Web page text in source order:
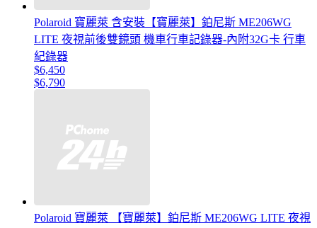
Polaroid 寶麗萊 含安裝【寶麗萊】鉑尼斯 ME206WG
LITE 夜視前後雙鏡頭 機車行車記錄器-內附32G卡 行車
紀錄器
$6,450
$6,790
Polaroid 寶麗萊 【寶麗萊】鉑尼斯 ME206WG LITE 夜視